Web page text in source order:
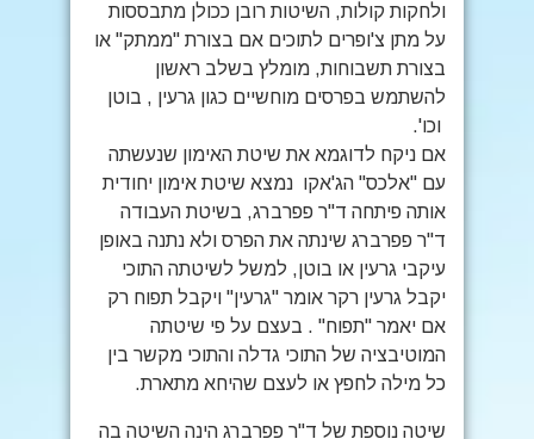
ולחקות קולות, השיטות רובן ככולן מתבססות
על מתן צ'ופרים לתוכים אם בצורת "ממתק" או
בצורת תשבוחות, מומלץ בשלב ראשון
להשתמש בפרסים מוחשיים כגון גרעין , בוטן
וכו'.
אם ניקח לדוגמא את שיטת האימון שנעשתה
עם "אלכס" הג'אקו נמצא שיטת אימון יחודית
אותה פיתחה ד"ר פפרברג, בשיטת העבודה
ד"ר פפרברג שינתה את הפרס ולא נתנה באופן
עיקבי גרעין או בוטן, למשל לשיטתה התוכי
יקבל גרעין רקר אומר "גרעין" ויקבל תפוח רק
אם יאמר "תפוח" . בעצם על פי שיטתה
המוטיבציה של התוכי גדלה והתוכי מקשר בין
כל מילה לחפץ או לעצם שהיחא מתארת.
שיטה נוספת של ד"ר פפרברג הינה השיטה בה